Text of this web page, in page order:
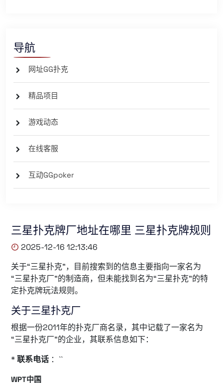
导航
网址GG扑克
精品项目
游戏动态
在线客服
互动GGpoker
三星扑克牌厂地址在哪里 三星扑克牌规则
2025-12-16 12:13:46
关于“三星扑克”，目前搜索到的信息主要指向一家名为
“三星扑克厂”的制造商，但未能找到名为“三星扑克”的特
定扑克牌玩法规则。
关于三星扑克厂
根据一份2011年的扑克厂商名录，其中记载了一家名为
“三星扑克厂”的企业，其联系信息如下：
*联系电话 ：``
WPT中国